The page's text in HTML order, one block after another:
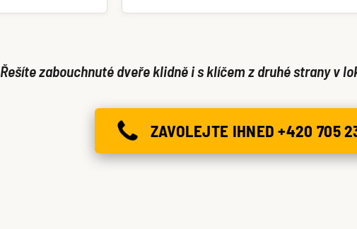
Řešíte zabouchnuté dveře klidně i s klíčem z druhé strany v
ZAVOLEJTE IHNED +420 705